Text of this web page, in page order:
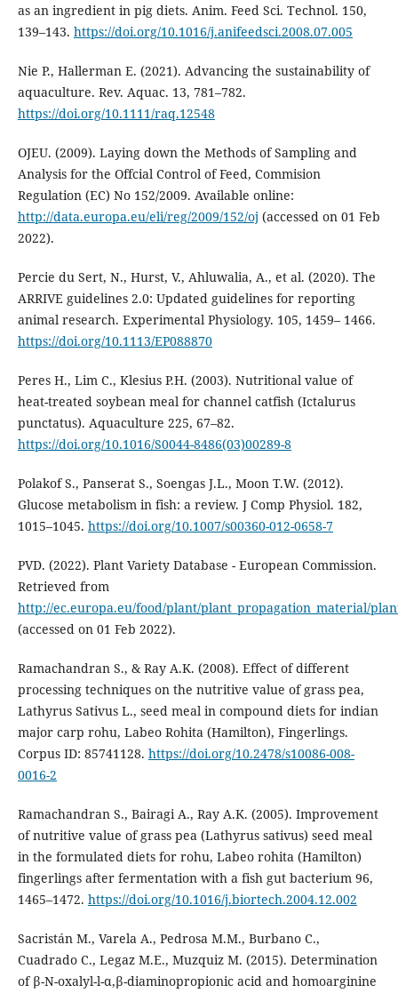
as an ingredient in pig diets. Anim. Feed Sci. Technol. 150,
139–143. https://doi.org/10.1016/j.anifeedsci.2008.07.005
Nie P., Hallerman E. (2021). Advancing the sustainability of
aquaculture. Rev. Aquac. 13, 781–782.
https://doi.org/10.1111/raq.12548
OJEU. (2009). Laying down the Methods of Sampling and
Analysis for the Offcial Control of Feed, Commision
Regulation (EC) No 152/2009. Available online:
http://data.europa.eu/eli/reg/2009/152/oj (accessed on 01 Feb
2022).
Percie du Sert, N., Hurst, V., Ahluwalia, A., et al. (2020). The
ARRIVE guidelines 2.0: Updated guidelines for reporting
animal research. Experimental Physiology. 105, 1459– 1466.
https://doi.org/10.1113/EP088870
Peres H., Lim C., Klesius P.H. (2003). Nutritional value of
heat-treated soybean meal for channel catfish (Ictalurus
punctatus). Aquaculture 225, 67–82.
https://doi.org/10.1016/S0044-8486(03)00289-8
Polakof S., Panserat S., Soengas J.L., Moon T.W. (2012).
Glucose metabolism in fish: a review. J Comp Physiol. 182,
1015–1045. https://doi.org/10.1007/s00360-012-0658-7
PVD. (2022). Plant Variety Database - European Commission.
Retrieved from
http://ec.europa.eu/food/plant/plant_propagation_material/
(accessed on 01 Feb 2022).
Ramachandran S., & Ray A.K. (2008). Effect of different
processing techniques on the nutritive value of grass pea,
Lathyrus Sativus L., seed meal in compound diets for indian
major carp rohu, Labeo Rohita (Hamilton), Fingerlings.
Corpus ID: 85741128. https://doi.org/10.2478/s10086-008-
0016-2
Ramachandran S., Bairagi A., Ray A.K. (2005). Improvement
of nutritive value of grass pea (Lathyrus sativus) seed meal
in the formulated diets for rohu, Labeo rohita (Hamilton)
fingerlings after fermentation with a fish gut bacterium 96,
1465–1472. https://doi.org/10.1016/j.biortech.2004.12.002
Sacristán M., Varela A., Pedrosa M.M., Burbano C.,
Cuadrado C., Legaz M.E., Muzquiz M. (2015). Determination
of β-N-oxalyl-l-α,β-diaminopropionic acid and homoarginine